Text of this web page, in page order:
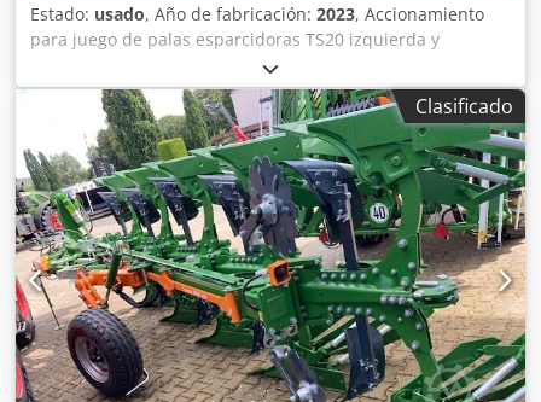
Estado: usado, Año de fabricación: 2023, Accionamiento
para juego de palas esparcidoras TS20 izquierda y
derecha, accionamiento hidráulico izquierda y derecha
con Auto TS y FlowControl, disco principal izquierda y
derecha con AutoTS, barra de protección tubular,
dispositivo de rodillo y estacionamiento abatible,
iluminación de trabajo, sensor de inclinación para sistema
de pesaje, 16 unidades EasyCheck. Dcodpfx Aet A Tzwoigjk
Clasificado